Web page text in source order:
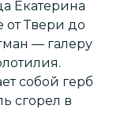
Екатерина
от Твери до
— галеру
собой герб
сгорел в